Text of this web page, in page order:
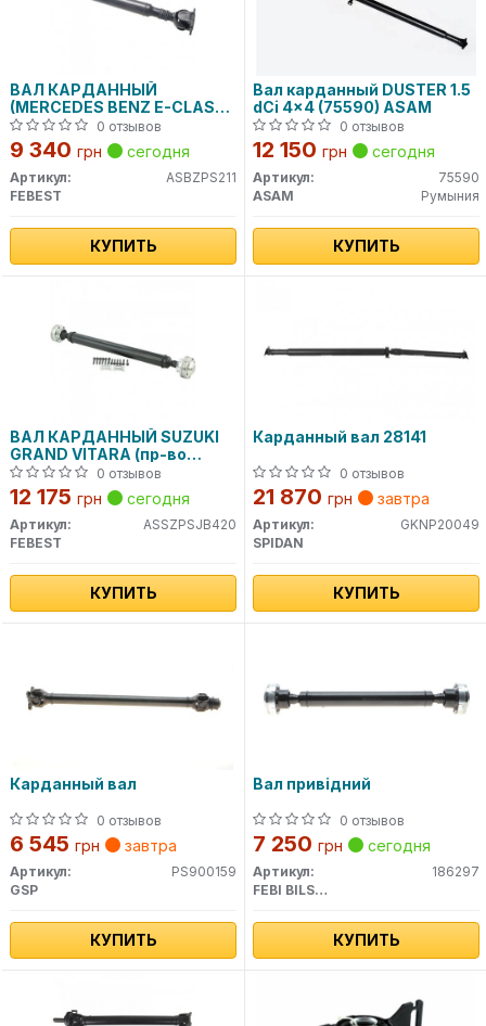
ВАЛ КАРДАННЫЙ
(MERCEDES BENZ E-CLASS
211 4 MATIC 2002-2009)
0 отзывов
9 340 грн сегодня
Артикул:
ASBZPS211
FEBEST
КУПИТЬ
Вал карданный DUSTER 1.5
dCi 4x4 (75590) ASAM
0 отзывов
12 150 грн сегодня
Артикул:
75590
ASAM
Румыния
КУПИТЬ
ВАЛ КАРДАННЫЙ SUZUKI
GRAND VITARA (пр-во
FEBEST)
0 отзывов
12 175 грн сегодня
Артикул:
ASSZPSJB420
FEBEST
КУПИТЬ
Карданный вал 28141
0 отзывов
21 870 грн завтра
Артикул:
GKNP20049
SPIDAN
КУПИТЬ
Карданный вал
0 отзывов
6 545 грн завтра
Артикул:
PS900159
GSP
КУПИТЬ
Вал привідний
0 отзывов
7 250 грн сегодня
Артикул:
186297
FEBI BILSTEIN
КУПИТЬ